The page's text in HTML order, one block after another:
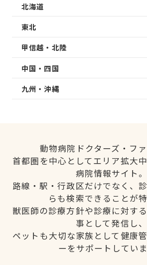
北海道
東北
甲信越・北陸
中国・四国
九州・沖縄
動物病院ドクターズ・ファ
首都圏を中心としてエリア拡大
病院情報サイト。
路線・駅・行政区だけでなく、
らも検索できることが特
獣医師の診療方針や診療に対す
事として発信し、
ペットも大切な家族として健康
ーをサポートしていま